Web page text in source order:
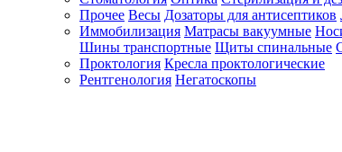
статуса
заказа
Прочее Весы Дозаторы для антисептиков
Иммобилизация Матрасы вакуумные
Шины транспортные Щиты спинальные
Проктология Кресла проктологические
Рентгенология Негатоскопы